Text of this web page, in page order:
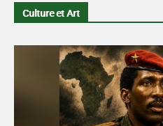
Culture et Art